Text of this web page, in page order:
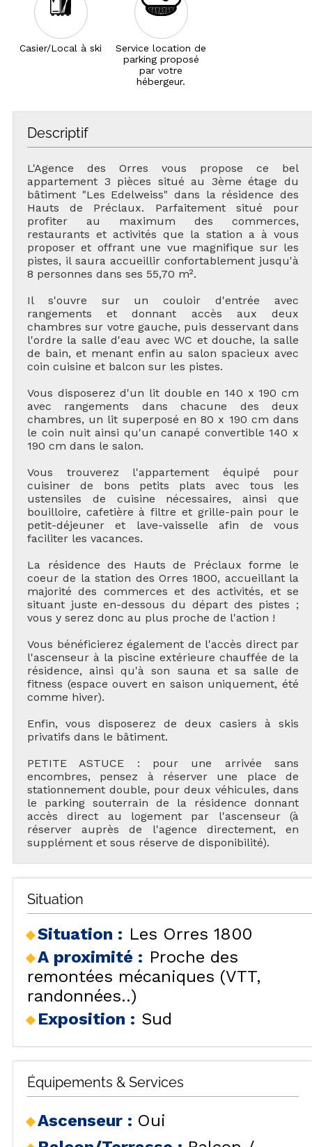
Casier/Local à ski
Service location de
parking proposé
par votre
hébergeur.
Descriptif
L'Agence des Orres vous propose ce bel
appartement 3 pièces situé au 3ème étage du
bâtiment "Les Edelweiss" dans la résidence des
Hauts de Préclaux. Parfaitement situé pour
profiter au maximum des commerces,
restaurants et activités que la station a à vous
proposer et offrant une vue magnifique sur les
pistes, il saura accueillir confortablement jusqu'à
8 personnes dans ses 55,70 m².
Il s'ouvre sur un couloir d'entrée avec
rangements et donnant accès aux deux
chambres sur votre gauche, puis desservant dans
l'ordre la salle d'eau avec WC et douche, la salle
de bain, et menant enfin au salon spacieux avec
coin cuisine et balcon sur les pistes.
Vous disposerez d'un lit double en 140 x 190 cm
avec rangements dans chacune des deux
chambres, un lit superposé en 80 x 190 cm dans
le coin nuit ainsi qu'un canapé convertible 140 x
190 cm dans le salon.
Vous trouverez l'appartement équipé pour
cuisiner de bons petits plats avec tous les
ustensiles de cuisine nécessaires, ainsi que
bouilloire, cafetière à filtre et grille-pain pour le
petit-déjeuner et lave-vaisselle afin de vous
faciliter les vacances.
La résidence des Hauts de Préclaux forme le
coeur de la station des Orres 1800, accueillant la
majorité des commerces et des activités, et se
situant juste en-dessous du départ des pistes ;
vous y serez donc au plus proche de l'action !
Vous bénéficierez également de l'accès direct par
l'ascenseur à la piscine extérieure chauffée de la
résidence, ainsi qu'à son sauna et sa salle de
fitness (espace ouvert en saison uniquement, été
comme hiver).
Enfin, vous disposerez de deux casiers à skis
privatifs dans le bâtiment.
PETITE ASTUCE : pour une arrivée sans
encombres, pensez à réserver une place de
stationnement double, pour deux véhicules, dans
le parking souterrain de la résidence donnant
accès direct au logement par l'ascenseur (à
réserver auprès de l'agence directement, en
supplément et sous réserve de disponibilité).
Situation
Situation : Les Orres 1800
A proximité : Proche des
remontées mécaniques (VTT,
randonnées..)
Exposition : Sud
Équipements & Services
Ascenseur : Oui